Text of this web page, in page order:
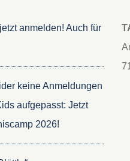
anmelden! Auch für
keine Anmeldungen
aufgepasst: Jetzt
2026!